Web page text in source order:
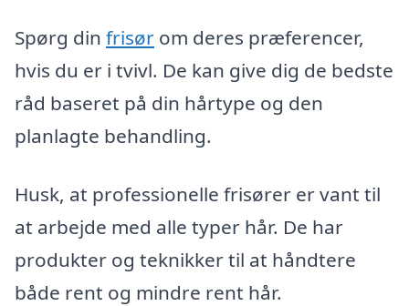
Spørg din frisør om deres præferencer,
hvis du er i tvivl. De kan give dig de bedste
råd baseret på din hårtype og den
planlagte behandling.
Husk, at professionelle frisører er vant til
at arbejde med alle typer hår. De har
produkter og teknikker til at håndtere
både rent og mindre rent hår.